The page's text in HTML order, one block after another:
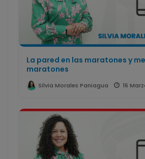
La pared en las maratones y
maratones
Silvia Morales Paniagua 16